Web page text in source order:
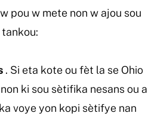
pou w mete non w ajou sou
. Si eta kote ou fèt la se Ohio
ki sou sètifika nesans ou a
voye yon kopi sètifye nan